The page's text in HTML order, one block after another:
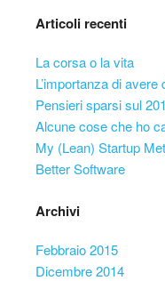
Articoli recenti
La corsa o la vita
L’importanza di avere
Pensieri sparsi sul
Alcune cose che ho
My (Lean) Startup
Better Software
Archivi
Febbraio 2015
Dicembre 2014